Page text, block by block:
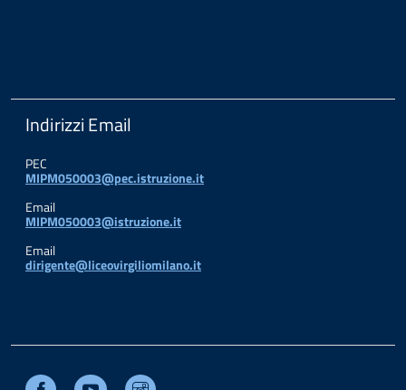
Indirizzi Email
PEC
MIPM050003@pec.istruzione.it
Email
MIPM050003@istruzione.it
Email
dirigente@liceovirgiliomilano.it
Facebook Youtube